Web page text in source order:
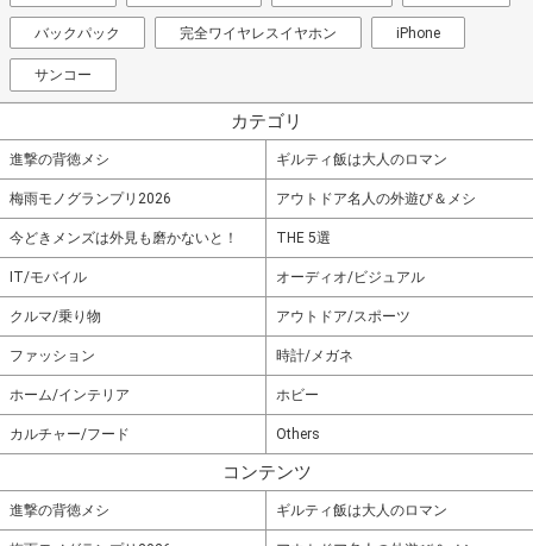
バックパック 完全ワイヤレスイヤホン iPhone
サンコー
カテゴリ
進撃の背徳メシ ギルティ飯は大人のロマン
梅雨モノグランプリ2026 アウトドア名人の外遊び＆メシ
今どきメンズは外見も磨かないと！ THE 5選
IT/モバイル オーディオ/ビジュアル
クルマ/乗り物 アウトドア/スポーツ
ファッション 時計/メガネ
ホーム/インテリア ホビー
カルチャー/フード Others
コンテンツ
進撃の背徳メシ ギルティ飯は大人のロマン